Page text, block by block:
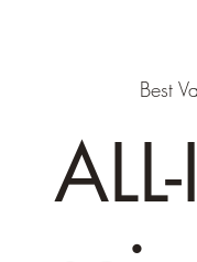
Best